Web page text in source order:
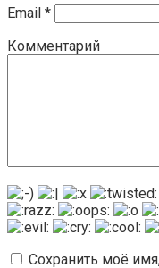
Email *
Комментарий
Сохранить моё